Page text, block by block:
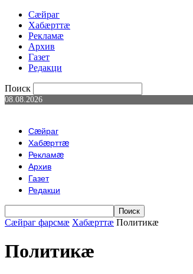
Сæйраг
Хабæрттæ
Рекламæ
Архив
Газет
Редакци
Поиск
08.08.2026
Сæйраг
Хабæрттæ
Рекламæ
Архив
Газет
Редакци
Сæйраг фарсмæ Хабæрттæ Политикæ
Политикæ